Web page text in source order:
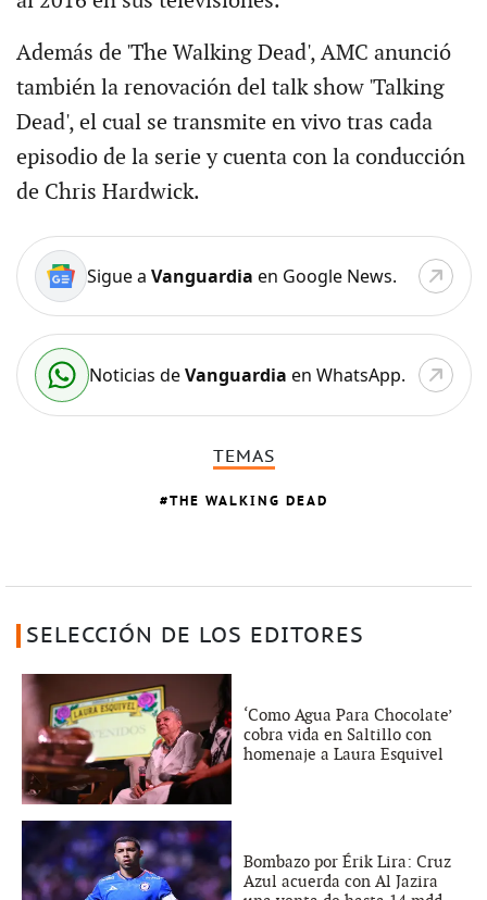
Además de 'The Walking Dead', AMC anunció
también la renovación del talk show 'Talking
Dead', el cual se transmite en vivo tras cada
episodio de la serie y cuenta con la conducción
de Chris Hardwick.
Sigue a Vanguardia en Google News.
Noticias deVanguardia en WhatsApp.
TEMAS
THE WALKING DEAD
SELECCIÓN DE LOS EDITORES
‘Como Agua Para Chocolate’
cobra vida en Saltillo con
homenaje a Laura Esquivel
Bombazo por Érik Lira: Cruz
Azul acuerda con Al Jazira